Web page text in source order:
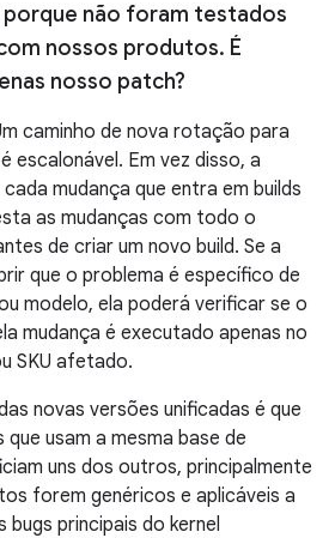
porque não foram testados
nossos produtos. É
nosso patch?
caminho de nova rotação para
escalonável. Em vez disso, a
mudança que entra em builds
as mudanças com todo o
de criar um novo build. Se a
que o problema é específico de
modelo, ela poderá verificar se o
mudança é executado apenas no
SKU afetado.
novas versões unificadas é que
usam a mesma base de
uns dos outros, principalmente
forem genéricos e aplicáveis a
bugs principais do kernel